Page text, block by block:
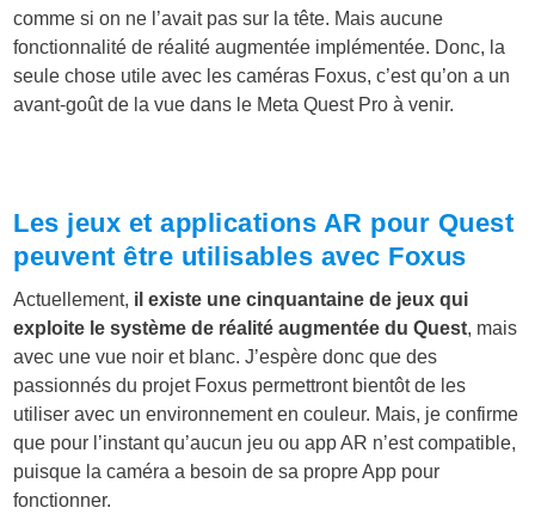
comme si on ne l’avait pas sur la tête. Mais aucune
fonctionnalité de réalité augmentée implémentée. Donc, la
seule chose utile avec les caméras Foxus, c’est qu’on a un
avant-goût de la vue dans le Meta Quest Pro à venir.
Les jeux et applications AR pour Quest
peuvent être utilisables avec Foxus
Actuellement, il existe une cinquantaine de jeux qui
exploite le système de réalité augmentée du Quest, mais
avec une vue noir et blanc. J’espère donc que des
passionnés du projet Foxus permettront bientôt de les
utiliser avec un environnement en couleur. Mais, je confirme
que pour l’instant qu’aucun jeu ou app AR n’est compatible,
puisque la caméra a besoin de sa propre App pour
fonctionner.